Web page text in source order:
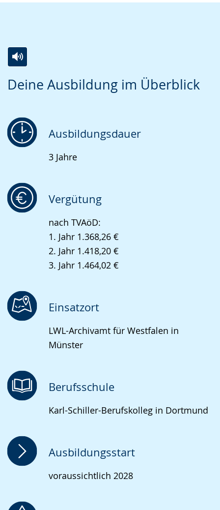
Deine Ausbildung im Überblick
Leichten
wechseln.
Audio-
Video
Deutscher
Gebärdensprache
wird
Ausbildungsdauer
3 Jahre
Vergütung
nach TVAöD:
1. Jahr 1.368,26 €
2. Jahr 1.418,20 €
3. Jahr 1.464,02 €
Einsatzort
LWL-Archivamt für Westfalen in
Münster
Berufsschule
Karl-Schiller-Berufskolleg in Dortmund
Ausbildungsstart
voraussichtlich 2028